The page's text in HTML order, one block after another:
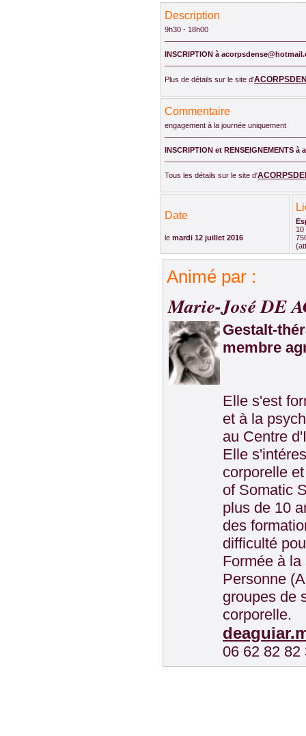
Description
9h30 - 18h00
INSCRIPTION à
Plus de détails sur le site d'
Commentaire
engagement à la journée uniquement
INSCRIPTION et RENSEIGNEMENTS
Tous les détails sur le site d'
Date
le mardi 12 juillet 2016
10
Animé par :
Marie-José DE
Gestalt-
membre
Elle s'est
et à la
au Centre
Elle
corporelle
of Somatic
plus de 10
des
difficulté
Formée à
Personne
groupes de
corporelle.
06 62 82 82